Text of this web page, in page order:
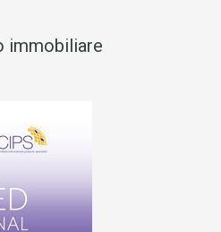
immobiliare